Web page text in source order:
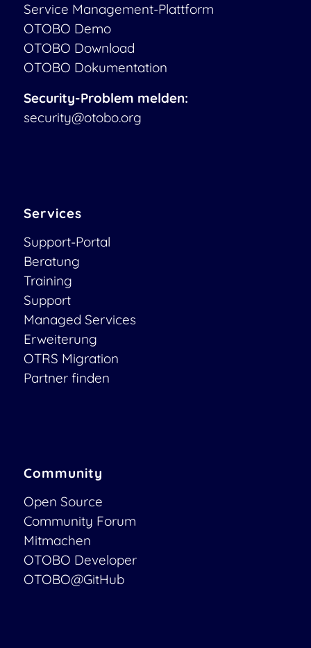
Service Management-Plattform
OTOBO Demo
OTOBO Download
OTOBO Dokumentation
Security-Problem melden:
security@otobo.org
Services
Support-Portal
Beratung
Training
Support
Managed Services
Erweiterung
OTRS Migration
Partner finden
Community
Open Source
Community Forum
Mitmachen
OTOBO Developer
OTOBO@GitHub